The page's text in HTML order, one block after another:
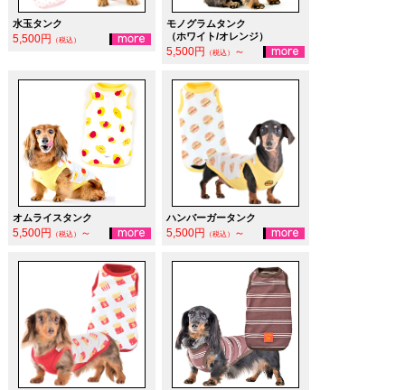
水玉タンク
5,500円 （税込）
モノグラムタンク
（ホワイト/オレンジ）
5,500円 （税込） ～
オムライスタンク
5,500円 （税込） ～
ハンバーガータンク
5,500円 （税込） ～